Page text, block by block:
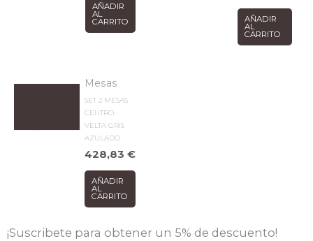
AÑADIR
AL
CARRITO AÑADIR
AL
CARRITO
Mesas
SET 2 MESAS
CENTRO
VELTA GRIS
AZULADO
428,83€
AÑADIR
AL
CARRITO
¡Suscribete para obtener un 5% de descuento!